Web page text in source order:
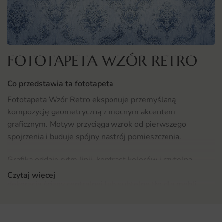
FOTOTAPETA WZÓR RETRO
Co przedstawia ta fototapeta
Fototapeta Wzór Retro eksponuje przemyślaną
kompozycję geometryczną z mocnym akcentem
graficznym. Motyw przyciąga wzrok od pierwszego
spojrzenia i buduje spójny nastrój pomieszczenia.
strukturę wzoru, dzięki czemu sprawdzi się jako wyrazista
Czytaj więcej